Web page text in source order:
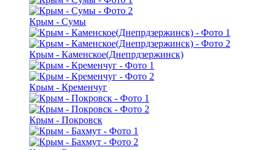
Крым - Сумы
Крым - Каменское(Днепрдзержинск)
Крым - Кременчуг
Крым - Покровск